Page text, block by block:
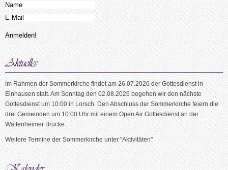
Im Rahmen der Sommerkirche findet am 26.07.2026 der Gottesdienst in
Einhausen statt. Am Sonntag den 02.08.2026 begehen wir den nächste
Gottesdienst um 10:00 in Lorsch. Den Abschluss der Sommerkirche feiern die
drei Gemeinden um 10:00 Uhr mit einem Open Air Gottesdienst an der
Wattenheimer Brücke.
Weitere Termine der Sommerkirche unter "Aktivitäten"